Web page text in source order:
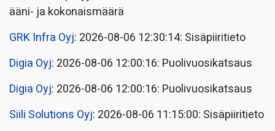
ääni- ja kokonaismäärä
GRK Infra Oyj: 2026-08-06 12:30:14: Sisäpiiritieto
Digia Oyj: 2026-08-06 12:00:16: Puolivuosikatsaus
Digia Oyj: 2026-08-06 12:00:16: Puolivuosikatsaus
Siili Solutions Oyj: 2026-08-06 11:15:00: Sisäpiiritieto